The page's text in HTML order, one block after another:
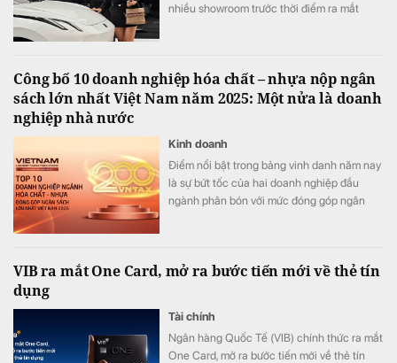
nhiều showroom trước thời điểm ra mắt
danh mục sản phẩm điện hóa tại Việt Nam.
Công bố 10 doanh nghiệp hóa chất – nhựa nộp ngân
sách lớn nhất Việt Nam năm 2025: Một nửa là doanh
nghiệp nhà nước
Kinh doanh
Điểm nổi bật trong bảng vinh danh năm nay
là sự bứt tốc của hai doanh nghiệp đầu
ngành phân bón với mức đóng góp ngân
Stavian Group.
VIB ra mắt One Card, mở ra bước tiến mới về thẻ tín
dụng
Tài chính
Ngân hàng Quốc Tế (VIB) chính thức ra mắt
One Card, mở ra bước tiến mới về thẻ tín